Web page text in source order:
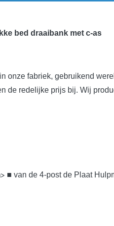
bed draaibank met c-as
onze fabriek, gebruikend
de redelijke prijs bij. Wij
■ van de 4-post de Plaat